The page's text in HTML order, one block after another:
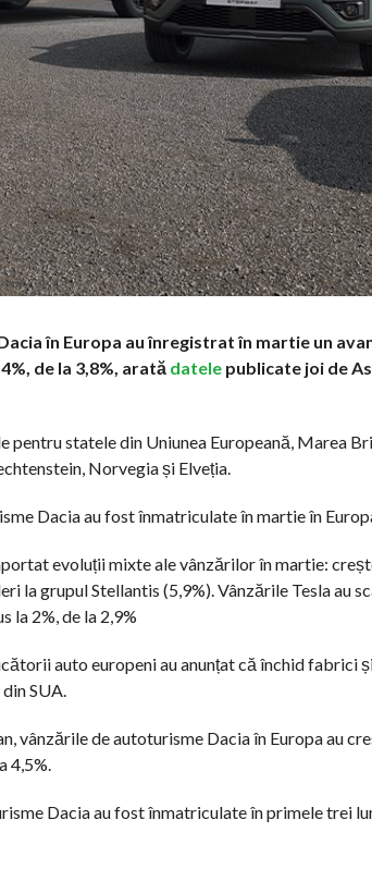
în Europa au înregistrat în martie un
de la 3,8%, arată datelepublicate joi de
pentru statele din Uniunea Europeană, Marea
Norvegia și Elveția.
Dacia au fost înmatriculate în martie în
evoluții mixte ale vânzărilor în martie:
la grupul Stellantis (5,9%). Vânzările Tesla au
la 2%, de la 2,9%
auto europeni au anunțat că închid fabrici
SUA.
vânzările de autoturisme Dacia în Europa au
4,5%.
Dacia au fost înmatriculate în primele trei